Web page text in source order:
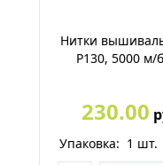
Нитки
P130, 5000 м/
230.00
Упаковка: 1 шт.